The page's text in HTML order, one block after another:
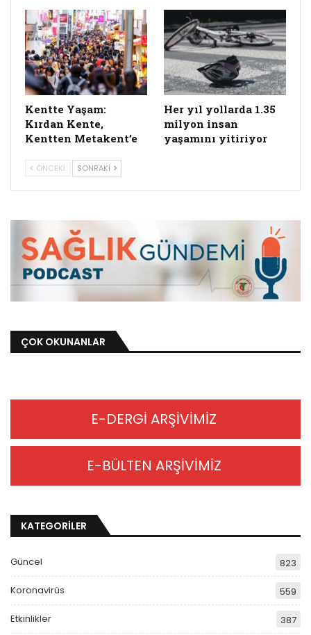
Kentte Yaşam:
Kırdan Kente,
Kentten Metakent’e
Her yıl yollarda 1.35
milyon insan
yaşamını yitiriyor
ÖNCEKI SONRAKI
ÇOK OKUNANLAR
E-DERGİ ARŞİVİMİZ
E-BÜLTEN ARŞİVİMİZ
KATEGORİLER
Güncel 823
Koronavirüs 559
Etkinlikler 387